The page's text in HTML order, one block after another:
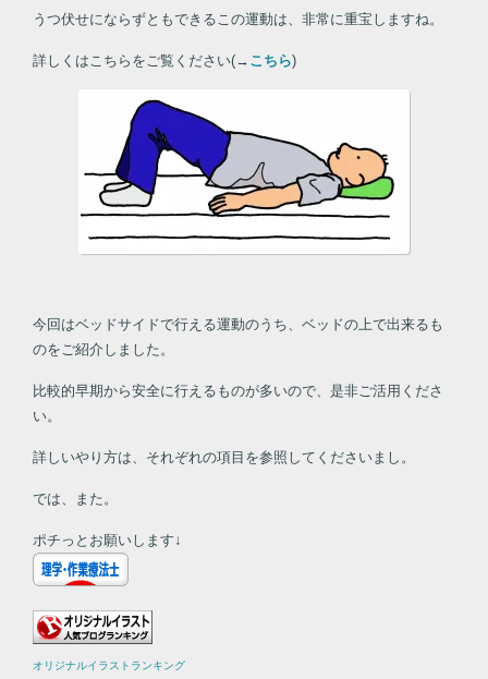
うつ伏せにならずともできるこの運動は、非常に重宝しますね。
詳しくはこちらをご覧ください(→ こちら)
今回はベッドサイドで行える運動のうち、ベッドの上で出来るも
のをご紹介しました。
比較的早期から安全に行えるものが多いので、是非ご活用くださ
い。
詳しいやり方は、それぞれの項目を参照してくださいまし。
では、また。
ポチっとお願いします↓
オリジナルイラストランキング